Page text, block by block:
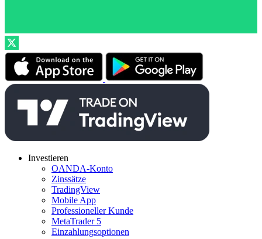
Investieren
OANDA-Konto
Zinssätze
TradingView
Mobile App
Professioneller Kunde
MetaTrader 5
Einzahlungsoptionen